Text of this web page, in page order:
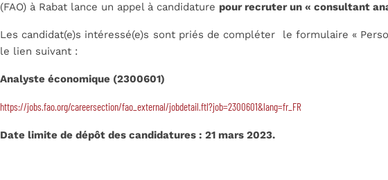
(FAO) à Rabat lance un appel à candidature pour recruter un « consultant
Les candidat(e)s intéressé(e)s sont priés de compléter le formulaire «
le lien suivant :
Analyste économique (2300601)
https://jobs.fao.org/careersection/fao_external/jobdetail.ftl?job=2300601&lang=fr_FR
Date limite de dépôt des candidatures : 21 mars 2023.